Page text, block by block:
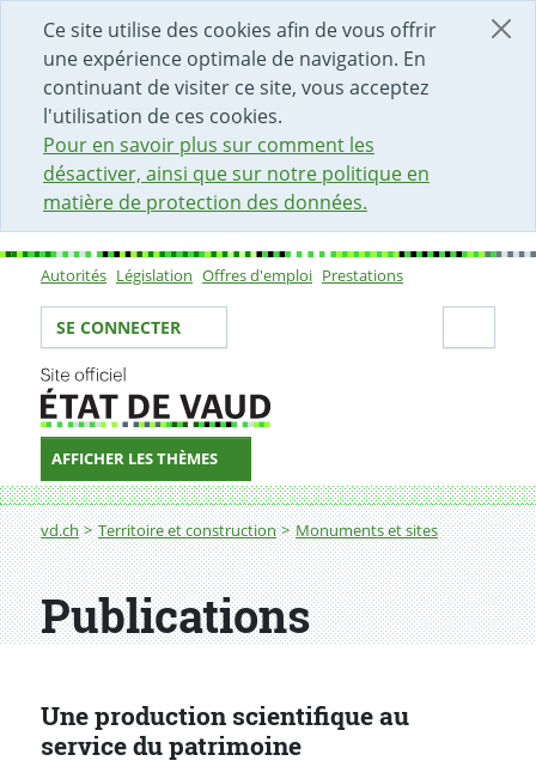
Ce site utilise des cookies afin de vous offrir
une expérience optimale de navigation. En
continuant de visiter ce site, vous acceptez
l'utilisation de ces cookies.
Pour en savoir plus sur comment les
désactiver, ainsi que sur notre politique en
matière de protection des données.
DÉBUT DU CONTENU DE LA PAGE
ACCÈS AU CHAMP DE RECHERCHE
PAGE D'ACCUEIL
FORMULAIRE DE CONTACT
Sous-navigation
Autorités Législation Offres d'emploi Prestations
Votre identité
SE CONNECTER
AFFICHER LES THÈMES
Fil d'Ariane
vd.ch Territoire et construction Monuments et sites
Les publications de la Direction des monuments et
Publications
Une production scientifique au
service du patrimoine